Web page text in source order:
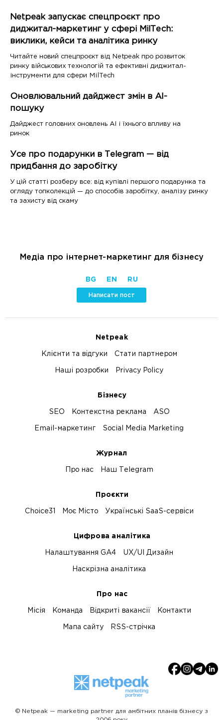
Netpeak запускає спецпроєкт про
диджитал-маркетинг у сфері MilTech:
виклики, кейси та аналітика ринку
Читайте новий спецпроєкт від Netpeak про розвиток
ринку військових технологій та ефективні диджитал-
інструменти для сфери MilTech
Оновлювальний дайджест змін в AI-
пошуку
Дайджест головних оновлень AI і їхнього впливу на
ринок
Усе про подарунки в Telegram — від
придбання до заробітку
У цій статті розберу все: від купівлі першого подарунка та
огляду топколекцій — до способів заробітку, аналізу ринку
та захисту від скаму
Медіа про інтернет-маркетинг для бізнесу
BG EN RU
Написати пост
Netpeak
Клієнти та відгуки Стати партнером
Наші розробки Privacy Policy
Бізнесу
SEO Контекстна реклама ASO
Email-маркетинг Social Media Marketing
Журнал
Про нас Наш Telegram
Проєкти
Choice31 Моє Місто Українські SaaS-сервіси
Цифрова аналітика
Налаштування GA4 UX/UI Дизайн
Наскрізна аналітика
Про нас
Місія Команда Відкриті вакансії Контакти
Мапа сайту RSS-стрічка
© Netpeak — marketing partner для амбітних планів бізнесу з